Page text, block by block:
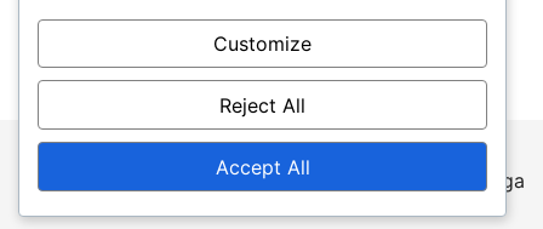
Posts← 1 2 3 4 5 →
© 2026 teammeridiana.it. Proudly powered by Botiga
Customize
Reject All
Accept All